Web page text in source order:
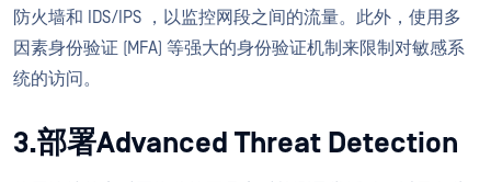
防火墙和 IDS/IPS ，以监控网段之间的流量。此外，使用多
因素身份验证 (MFA) 等强大的身份验证机制来限制对敏感系
统的访问。
3.部署Advanced Threat Detection